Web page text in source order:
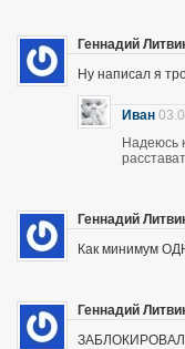
Геннадий
Ну написал я
Иван
Надеюсь
Геннадий
Как минимум
Геннадий